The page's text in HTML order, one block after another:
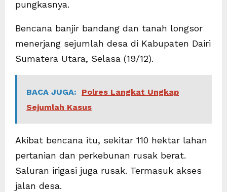
pungkasnya.
Bencana banjir bandang dan tanah longsor
menerjang sejumlah desa di Kabupaten Dairi
Sumatera Utara, Selasa (19/12).
BACA JUGA:
Polres Langkat Ungkap
Sejumlah Kasus
Akibat bencana itu, sekitar 110 hektar lahan
pertanian dan perkebunan rusak berat.
Saluran irigasi juga rusak. Termasuk akses
jalan desa.